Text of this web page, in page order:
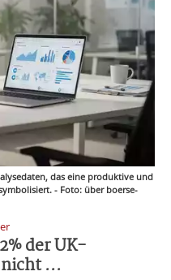
das eine produktive und
- Foto: über boerse-
der UK-
...